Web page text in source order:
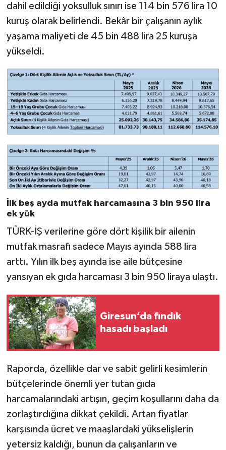
dahil edildiği yoksulluk sınırı ise 114 bin 576 lira 10
kuruş olarak belirlendi. Bekâr bir çalışanın aylık
yaşama maliyeti de 45 bin 488 lira 25 kuruşa
yükseldi.
İlk beş ayda mutfak harcamasına 3 bin 950 lira
ek yük
TÜRK-İŞ verilerine göre dört kişilik bir ailenin
mutfak masrafı sadece Mayıs ayında 588 lira
arttı. Yılın ilk beş ayında ise aile bütçesine
yansıyan ek gıda harcaması 3 bin 950 liraya ulaştı.
Giresun’da fındık
hasadı başladı
Raporda, özellikle dar ve sabit gelirli kesimlerin
bütçelerinde önemli yer tutan gıda
harcamalarındaki artışın, geçim koşullarını daha da
zorlaştırdığına dikkat çekildi. Artan fiyatlar
karşısında ücret ve maaşlardaki yükselişlerin
yetersiz kaldığı, bunun da çalışanların ve